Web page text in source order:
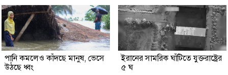
পানি কমলেও কাঁদছে মানুষ, ভেসে
উঠছে ধ্বং
ইরানের সামরিক ঘাঁটিতে যুক্তরাষ্ট্রের
৫ ঘ